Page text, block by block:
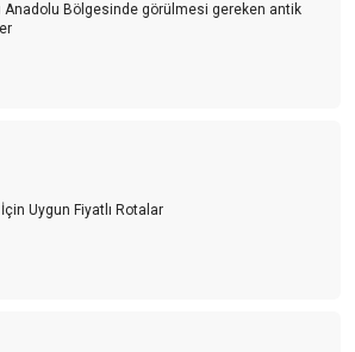
Anadolu Bölgesinde görülmesi gereken antik
Uygun Fiyatlı Rotalar